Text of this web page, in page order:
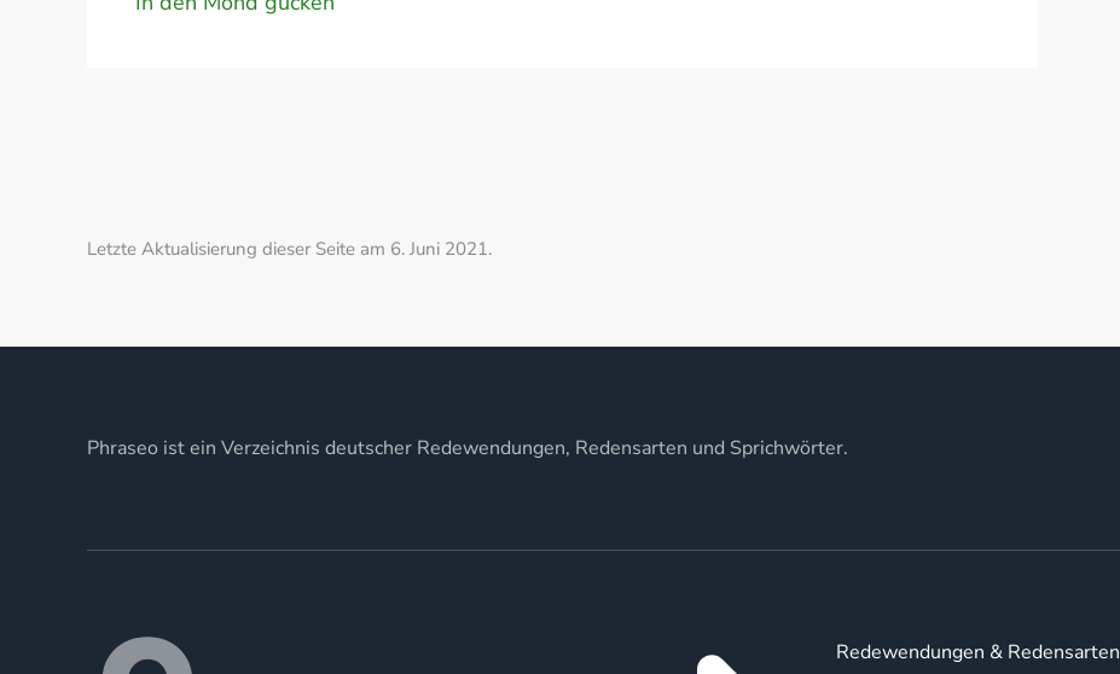
Letzte Aktualisierung dieser Seite am 6. Juni 2021.
Phraseo ist ein Verzeichnis deutscher Redewendungen, Redensarten und Sprichwörter.
Redewendungen & Redensarten